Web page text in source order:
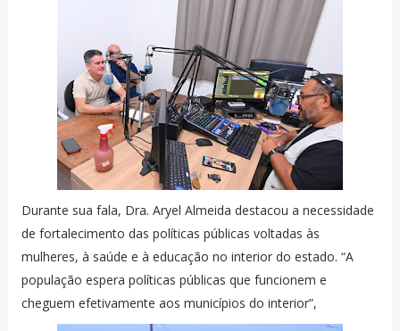
Durante sua fala, Dra. Aryel Almeida destacou a necessidade
de fortalecimento das políticas públicas voltadas às
mulheres, à saúde e à educação no interior do estado. “A
população espera políticas públicas que funcionem e
cheguem efetivamente aos municípios do interior”,